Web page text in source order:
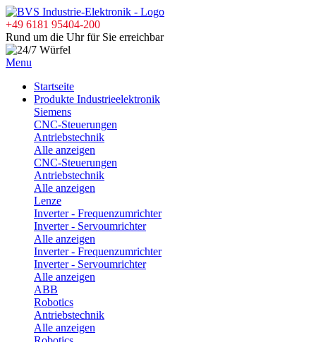
+49 6181 95404-200
Rund um die Uhr für Sie erreichbar
Menu
Startseite
Produkte Industrieelektronik
Siemens
CNC-Steuerungen
Antriebstechnik
Alle anzeigen
CNC-Steuerungen
Antriebstechnik
Alle anzeigen
Lenze
Inverter - Frequenzumrichter
Inverter - Servoumrichter
Alle anzeigen
Inverter - Frequenzumrichter
Inverter - Servoumrichter
Alle anzeigen
ABB
Robotics
Antriebstechnik
Alle anzeigen